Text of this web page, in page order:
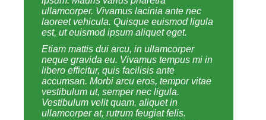
ullamcorper. Vivamus lacinia ante nec
laoreet vehicula. Quisque euismod ligula
est, ut euismod ipsum aliquet eget.
Etiam mattis dui arcu, in ullamcorper
neque gravida eu. Vivamus tempus mi in
libero efficitur, quis facilisis ante
accumsan. Morbi arcu eros, tempor vitae
vestibulum ut, semper nec ligula.
Vestibulum velit quam, aliquet in
ullamcorper at, rutrum feugiat felis.